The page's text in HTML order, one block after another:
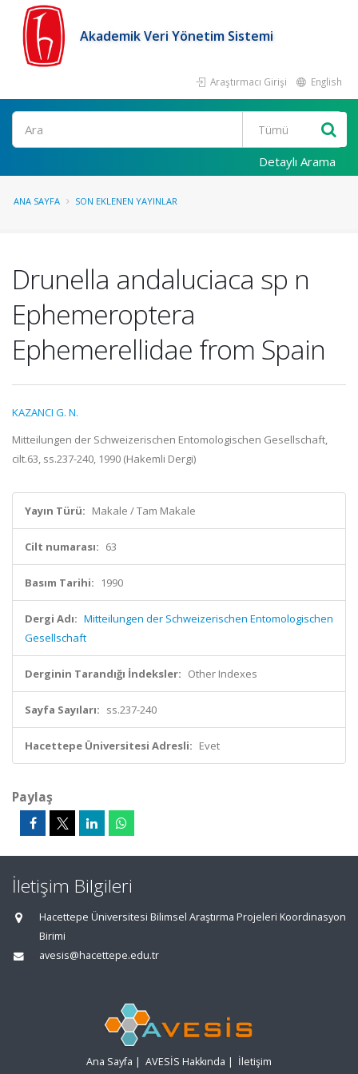
Akademik Veri Yönetim Sistemi
Araştırmacı Girişi English
Ara
Detaylı Arama
ANA SAYFA SON EKLENEN YAYINLAR
Drunella andaluciaca sp n
Ephemeroptera
Ephemerellidae from Spain
KAZANCI G. N.
Mitteilungen der Schweizerischen Entomologischen Gesellschaft,
cilt.63, ss.237-240, 1990 (Hakemli Dergi)
Yayın Türü: Makale / Tam Makale
Cilt numarası: 63
Basım Tarihi: 1990
Dergi Adı: Mitteilungen der Schweizerischen Entomologischen
Gesellschaft
Derginin Tarandığı İndeksler: Other Indexes
Sayfa Sayıları: ss.237-240
Hacettepe Üniversitesi Adresli: Evet
Paylaş
İletişim Bilgileri
Hacettepe Üniversitesi Bilimsel Araştırma Projeleri Koordinasyon
Birimi
avesis@hacettepe.edu.tr
Ana Sayfa | AVESİS Hakkında | İletişim